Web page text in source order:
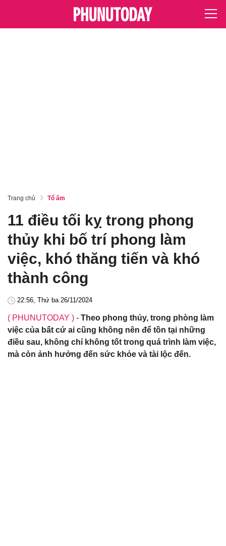
Trang chủ Tổ ấm
11 điều tối kỵ trong phong
thủy khi bố trí phong làm
việc, khó thăng tiến và khó
thành công
22:56, Thứ ba 26/11/2024
( PHUNUTODAY ) - Theo phong thủy, trong phòng làm
việc của bất cứ ai cũng không nên để tồn tại những
điều sau, không chỉ không tốt trong quá trình làm việc,
mà còn ảnh hưởng đến sức khỏe và tài lộc đến.